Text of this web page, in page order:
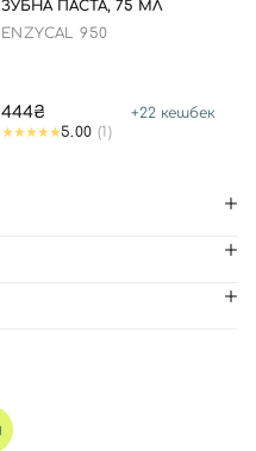
ЗУБНА ПАСТА, 75 МЛ
ENZYCAL 950
444₴ +22 кешбек
5.00 (1)